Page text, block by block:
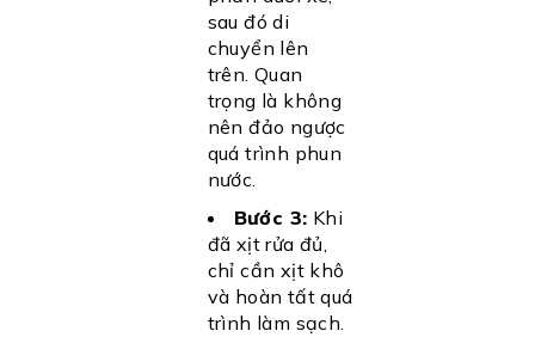
sau đó di
chuyển lên
trên. Quan
trọng là không
nên đảo ngược
quá trình phun
nước.
Bước 3: Khi
đã xịt rửa đủ,
chỉ cần xịt khô
và hoàn tất quá
trình làm sạch.